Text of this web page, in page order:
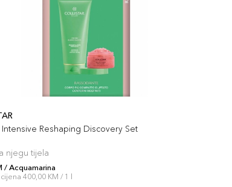
Intensive Reshaping Discovery Set
njegu tijela
/ Acquamarina
400,00 KM / 1 l